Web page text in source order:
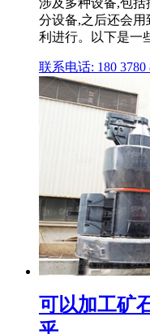
涉及多种设备,包
分设备,之后还会
利进行。以下是一
联系电话: 180 3780
可以加工矿